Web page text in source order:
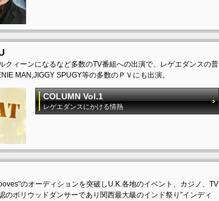
クィーンになるなど多数のTV番組への出演で、レゲエダンスの普
MAN,JIGGY SPUGY等の多数のＰＶにも出演。
COLUMN Vol.1
レゲエダンスにかける情熱
のオーディションを突破しU.K.各地のイベント、カジノ、TV
ボリウッドダンサーであり関西最大級のインド祭り”インディ